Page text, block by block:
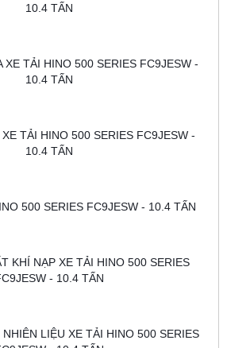
10.4 TẤN
XE TẢI HINO 500 SERIES FC9JESW -
10.4 TẤN
TẢI HINO 500 SERIES FC9JESW -
10.4 TẤN
500 SERIES FC9JESW - 10.4 TẤN
KHÍ NẠP XE TẢI HINO 500 SERIES
- 10.4 TẤN
LIỆU XE TẢI HINO 500 SERIES